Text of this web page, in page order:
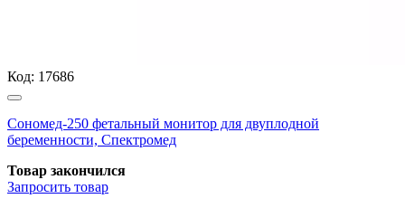
Код: 17686
Сономед-250 фетальный монитор для двуплодной
беременности, Спектромед
Товар закончился
Запросить товар